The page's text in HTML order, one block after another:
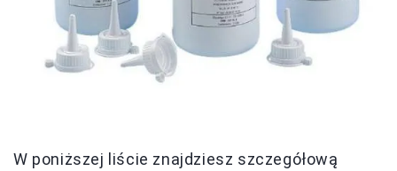
W poniższej liście znajdziesz szczegółową